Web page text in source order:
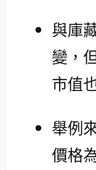
與庫
變，
市值
舉例
價格